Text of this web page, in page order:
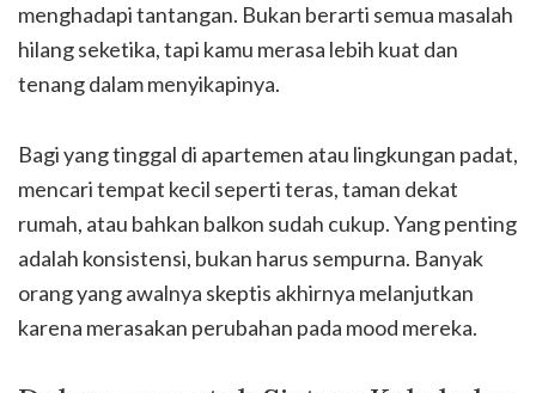
menghadapi tantangan. Bukan berarti semua masalah
hilang seketika, tapi kamu merasa lebih kuat dan
tenang dalam menyikapinya.
Bagi yang tinggal di apartemen atau lingkungan padat,
mencari tempat kecil seperti teras, taman dekat
rumah, atau bahkan balkon sudah cukup. Yang penting
adalah konsistensi, bukan harus sempurna. Banyak
orang yang awalnya skeptis akhirnya melanjutkan
karena merasakan perubahan pada mood mereka.